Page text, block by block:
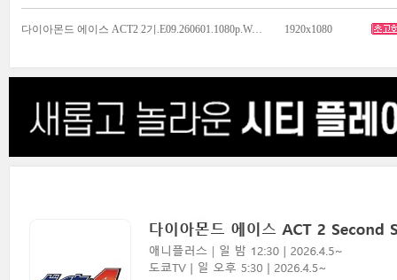
다이아몬드 에이스 ACT2 2기.E09.260601.1080p.WANNA.mp4 1920x1080